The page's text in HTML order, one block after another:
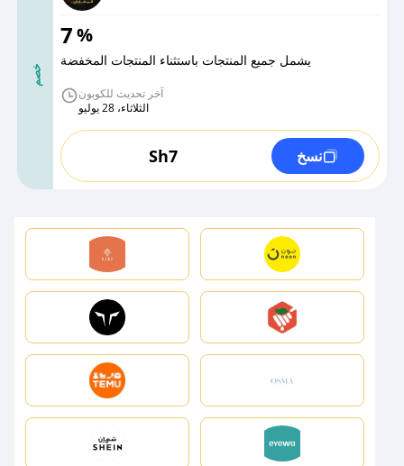
خصم
7%
يشمل جميع المنتجات باستثناء المنتجات المخفضة
آخر تحديث للكوبون
الثلاثاء، 28 يوليو
Sh7 نسخ